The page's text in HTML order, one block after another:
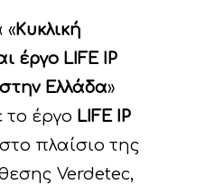
«Κυκλική
έργο LIFE IP
Ελλάδα»
το έργο LIFE IP
πλαίσιο της
Verdetec,